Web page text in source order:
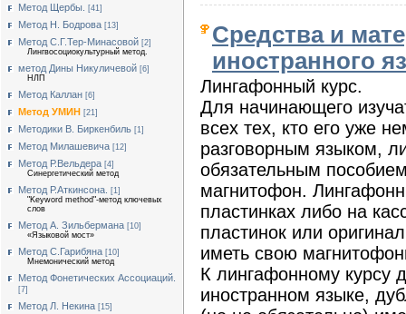
Метод Щербы. [41]
Метод Н. Бодрова [13]
Метод С.Г.Тер-Минасовой [2]
Лингвосоциокультурный метод.
метод Дины Никуличевой [6]
НЛП
Метод Каллан [6]
Метод УМИН [21]
Методики В. Биркенбиль [1]
Метод Милашевича [12]
Метод Р.Вельдера [4]
Синергетический метод
Метод Р.Аткинсона.
[1]
"Keyword method"-метод ключевых
слов
Метод А. Зильбермана [10]
«Языковой мост»
Метод С.Гарибяна [10]
Мнемонический метод
Метод Фонетических Ассоциаций.
[7]
Метод Л. Некина [15]
Средства и
иностранного
Лингафонный курс.
Для начинающего
всех тех, кто его уже
разговорным языком,
обязательным
магнитофон.
пластинках либо на
пластинок или
иметь свою
К лингафонному курсу
иностранном языке,